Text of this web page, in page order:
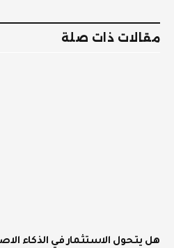
مقالات ذات صلة
هل يتحول الاستثمار في الذكاء